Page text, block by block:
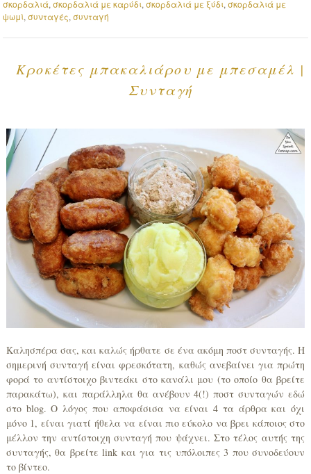
σκορδαλιά,σκορδαλιά με καρύδι,σκορδαλιά με ξύδι,σκορδαλιά με
ψωμί,συνταγές,συνταγή
Κροκέτες μπακαλιάρου με μπεσαμέλ |
Συνταγή
Καλησπέρα σας, και καλώς ήρθατε σε ένα ακόμη ποστ συνταγής. Η
σημερινή συνταγή είναι φρεσκότατη, καθώς ανεβαίνει για πρώτη
φορά το αντίστοιχο βιντεάκι στο κανάλι μου (το οποίο θα βρείτε
παρακάτω), και παράλληλα θα ανέβουν 4(!) ποστ συνταγών εδώ
στο blog. Ο λόγος που αποφάσισα να είναι 4 τα άρθρα και όχι
μόνο 1, είναι γιατί ήθελα να είναι πιο εύκολο να βρει κάποιος στο
μέλλον την αντίστοιχη συνταγή που ψάχνει. Στο τέλος αυτής της
συνταγής, θα βρείτε link και για τις υπόλοιπες 3 που συνοδεύουν
το βίντεο.